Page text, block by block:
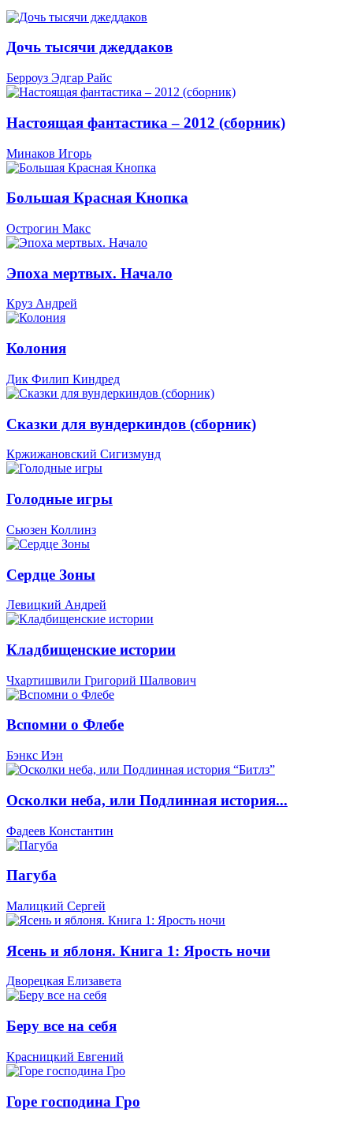
Дочь тысячи джеддаков
Берроуз Эдгар Райс
Настоящая фантастика – 2012 (сборник)
Минаков Игорь
Большая Красная Кнопка
Острогин Макс
Эпоха мертвых. Начало
Круз Андрей
Колония
Дик Филип Киндред
Сказки для вундеркиндов (сборник)
Кржижановский Сигизмунд
Голодные игры
Сьюзен Коллинз
Сердце Зоны
Левицкий Андрей
Кладбищенские истории
Чхартишвили Григорий Шалвович
Вспомни о Флебе
Бэнкс Иэн
Осколки неба, или Подлинная история...
Фадеев Константин
Пагуба
Малицкий Сергей
Ясень и яблоня. Книга 1: Ярость ночи
Дворецкая Елизавета
Беру все на себя
Красницкий Евгений
Горе господина Гро